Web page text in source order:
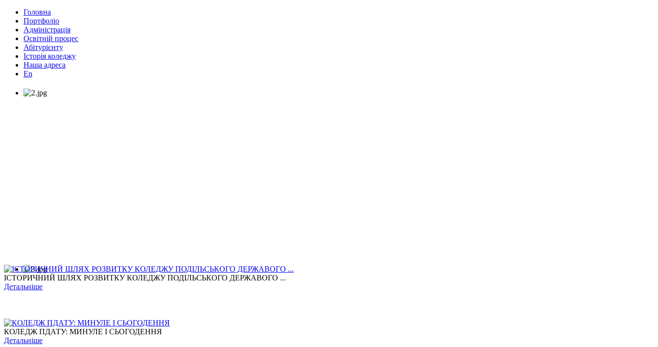
Головна
Портфоліо
Адміністрація
Освітній процес
Абітурієнту
Історія коледжу
Наша адреса
En
ІСТОРИЧНИЙ ШЛЯХ РОЗВИТКУ КОЛЕДЖУ ПОДІЛЬСЬКОГО ДЕРЖАВОГО ...
Детальніше
КОЛЕДЖ ПДАТУ: МИНУЛЕ І СЬОГОДЕННЯ
Детальніше